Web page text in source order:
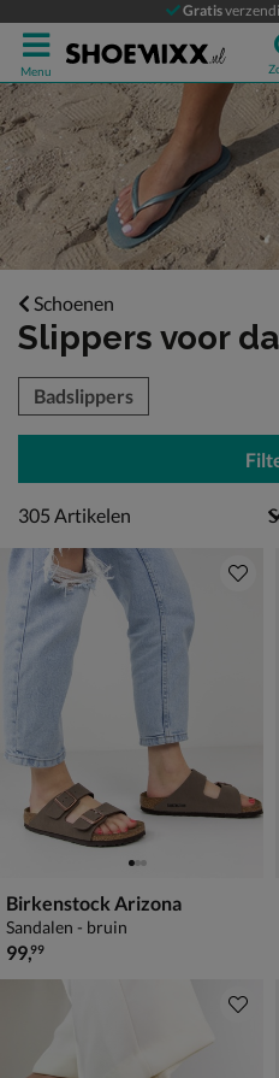
Gratis
Menu
Schoenen
Slippers voor
over
Badslippers
305 artikelen
305 Artikelen
Birkenstock Arizona
Sandalen - bruin
€ 99,99
99,99